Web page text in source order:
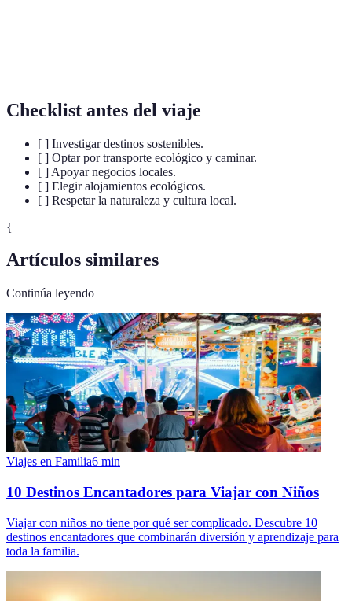
Checklist antes del viaje
[ ] Investigar destinos sostenibles.
[ ] Optar por transporte ecológico y caminar.
[ ] Apoyar negocios locales.
[ ] Elegir alojamientos ecológicos.
[ ] Respetar la naturaleza y cultura local.
{
Artículos similares
Continúa leyendo
Viajes en Familia6 min
10 Destinos Encantadores para Viajar con Niños
Viajar con niños no tiene por qué ser complicado. Descubre 10
destinos encantadores que combinarán diversión y aprendizaje para
toda la familia.